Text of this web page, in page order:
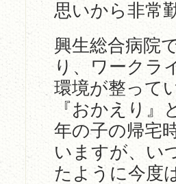
思いから非常
興生総合病院
り、ワークラ
環境が整って
『おかえり
年の子の帰宅
いますが、い
たように今度